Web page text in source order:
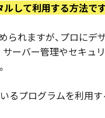
して利用する方法で
られますが、プロに
ーバー管理やセキュ
るプログラムを利用